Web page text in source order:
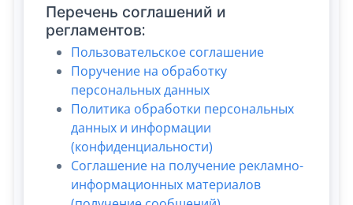
Перечень соглашений и
регламентов:
Пользовательское соглашение
Поручение на обработку
персональных данных
Политика обработки персональных
данных и информации
(конфиденциальности)
Соглашение на получение рекламно-
информационных материалов